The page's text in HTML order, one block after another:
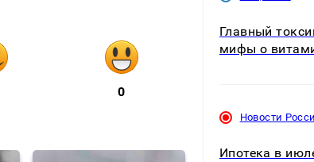
0
Главный
мифы о
Новости
Ипотека в